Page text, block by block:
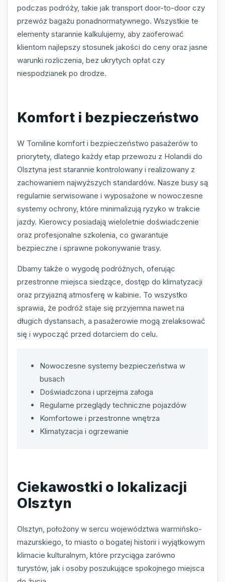
podczas podróży, takie jak transport door-to-door czy
przewóz bagażu ponadnormatywnego. Wszystkie te
elementy starannie kalkulujemy, aby zaoferować
klientom najlepszy stosunek jakości do ceny oraz jasne
warunki rozliczenia, bez ukrytych opłat czy
niespodzianek po drodze.
Komfort i bezpieczeństwo
W Tomiline komfort i bezpieczeństwo pasażerów to
priorytety, dlatego każdy etap przewozu z Holandii do
Olsztyna jest starannie kontrolowany i realizowany z
zachowaniem najwyższych standardów. Nasze busy są
regularnie serwisowane i wyposażone w nowoczesne
systemy ochrony, które minimalizują ryzyko w trakcie
jazdy. Kierowcy posiadają wieloletnie doświadczenie
oraz profesjonalne szkolenia, co gwarantuje
bezpieczne i sprawne pokonywanie trasy.
Dbamy także o wygodę podróżnych, oferując
przestronne miejsca siedzące, dostęp do klimatyzacji
oraz przyjazną atmosferę w kabinie. To wszystko
sprawia, że podróż staje się przyjemna nawet na
długich dystansach, a pasażerowie mogą zrelaksować
się i wypocząć przed dotarciem do celu.
Nowoczesne systemy bezpieczeństwa w
busach
Doświadczona i uprzejma załoga
Regularne przeglądy techniczne pojazdów
Komfortowe i przestronne wnętrza
Klimatyzacja i ogrzewanie
Ciekawostki o lokalizacji
Olsztyn
Olsztyn, położony w sercu województwa warmińsko-
mazurskiego, to miasto o bogatej historii i wyjątkowym
klimacie kulturalnym, które przyciąga zarówno
turystów, jak i osoby poszukujące spokojnego miejsca